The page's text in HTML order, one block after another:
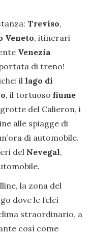
Treviso,
Veneto, itinerari
Venezia
di treno!
il lago di
, il tortuoso fiume
del Calieron, i
alle spiagge di
di automobile.
del Nevegal,
la zona del
dove le felci
straordinario, a
così come